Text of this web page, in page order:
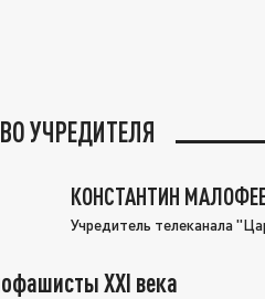
УЧРЕДИТЕЛЯ
КОНСТАНТИН
Учредитель телеканала
XXI века